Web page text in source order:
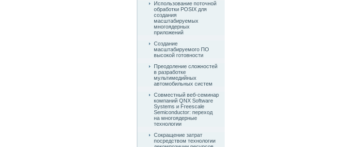
Использование поточной
обработки POSIX для
создания
масштабируемых
многоядерных
приложений
Создание
масштабируемого ПО
высокой готовности
Преодоление сложностей
в разработке
мультимедийных
автомобильных систем
Совместный веб-семинар
компаний QNX Software
Systems и Freescale
Semiconductor: переход
на многоядерные
технологии
Сокращение затрат
посредством технологии